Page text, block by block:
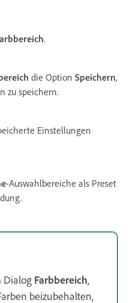
.
die Option Speichern,
zu speichern.
Einstellungen
-Auswahlbereiche als Preset
Dialog Farbbereich,
beizubehalten,